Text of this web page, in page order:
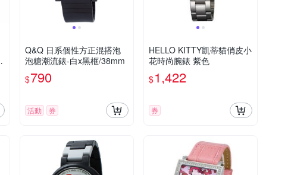
Q&Q 日系個性方正混搭泡
泡糖潮流錶-白x黑框/38mm
$790
活動 券
HELLO KITTY凱蒂貓俏皮小
花時尚腕錶 紫色
$1,422
券